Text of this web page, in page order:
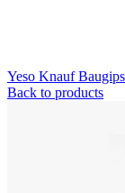
Yeso Knauf
Back to products